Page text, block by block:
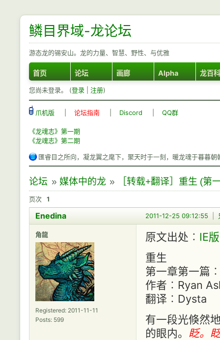
鳞目界域-龙论坛
游态龙的锡安山。龙的力量、智慧、野性、与优雅
首页 论坛 画廊 Alpha 龙百科
您尚未登录。 (登录 注册)
爪机版 论坛指南 Discord QQ群
《龙魂志》第一期
《龙魂志》第二期
匯睿目之所向，凝龙翼之麾下，聚天时于一刻，暖龙魂于暮暮朝
论坛 » 媒体中的龙 » ［转载+翻译］重生 (第
页次 1
2011-12-25 09:12:55
Enedina
角龍
Registered: 2011-11-11
Posts: 599
原文出处︰ IE版
重生
第一章第一篇
作者︰Ryan
翻译︰Dysta
有一段光倏然
的眼内。 眨。